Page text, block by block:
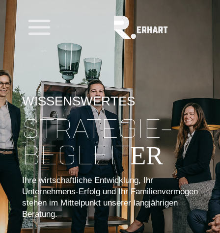
WISSENSWERTES
STRATEGIE-
BEGLEITER
Ihre wirtschaftliche Entwicklung, Ihr
Unternehmens-Erfolg und Ihr Familienvermögen
stehen im Mittelpunkt unserer langjährigen
Beratung.